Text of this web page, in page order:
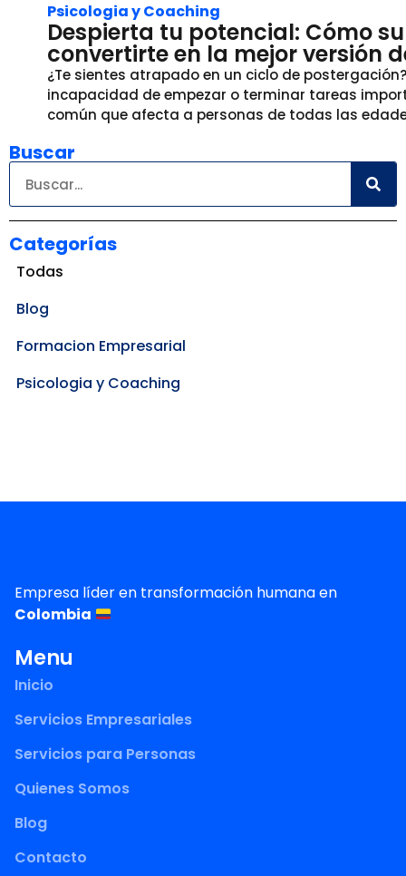
Psicologia y Coaching
Despierta tu potencial: Cómo
convertirte en la mejor versión
¿Te sientes atrapado en un ciclo de
incapacidad de empezar o terminar tareas
común que afecta a personas de todas las
Buscar
Categorías
Blog
Formacion Empresarial
Psicologia y Coaching
Todas
Empresa líder en transformación humana en
Colombia
Menu
Inicio
Servicios Empresariales
Servicios para Personas
Quienes Somos
Blog
Contacto